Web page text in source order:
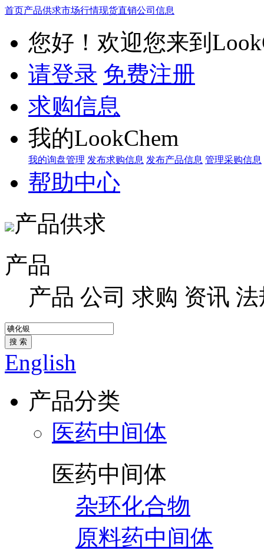
首页产品供求市场行情现货直销公司信息
您好！欢迎您来到
请登录 免费注册
求购信息
我的LookChem
我的询盘管理 发布求购信息 发布产品信息 管理采购信息
帮助中心
产品供求
产品
产品 公司 求购 资讯 法
搜 索
English
产品分类
医药中间体
医药中间体
杂环化合物
原料药中间体